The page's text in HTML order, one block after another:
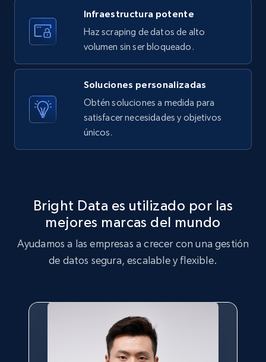
posted, Photos, URL, Quoted post, and more.
1.2K+ Prueba gratuita
X (formerly Twitter) - Posts - Getting x
posts by array of profiles
posted, Photos, URL, Quoted post, and more.
TikTok - Profiles
Account id, Nickname, Biography, Awg
and more.
962+ Prueba gratuita
Infraestructura potente
Haz scraping de datos de alto
volumen sin ser bloqueado.
Soluciones personalizadas
Obtén soluciones a medida para
satisfacer necesidades y objetivos
únicos.
Bright Data es utilizado por las
mejores marcas del mundo
Ayudamos a las empresas a crecer con una gestión
de datos segura, escalable y flexible.